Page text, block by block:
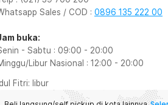
Sales / COD : 0896 135 222 00
buka:
- Sabtu : 09:00 - 20:00
Libur Nasional : 12:00 - 20:00
Fitri: libur